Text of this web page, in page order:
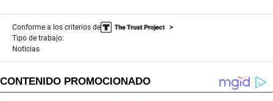
Conforme a los criterios de
Tipo de trabajo:
Noticias